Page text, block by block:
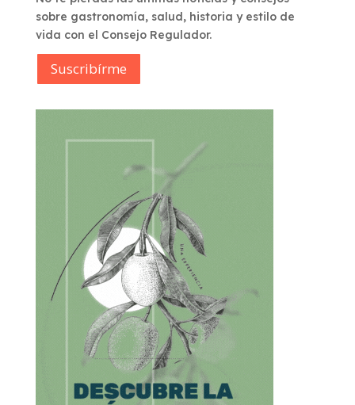
sobre gastronomía, salud, historia y estilo de
vida con el Consejo Regulador.
Suscribírme